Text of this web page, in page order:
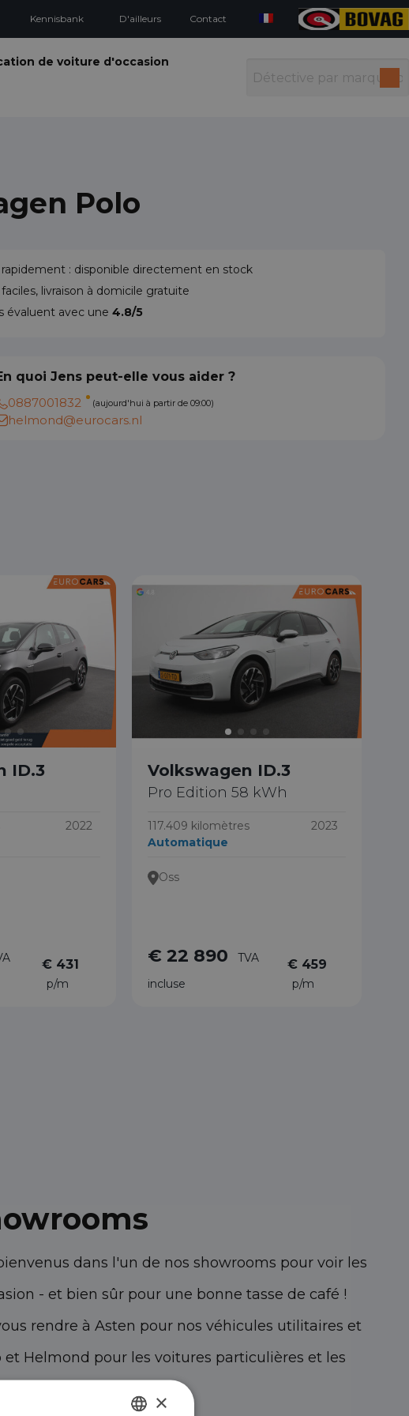
Kennisbank D'ailleurs Contact
de voiture d'occasion
Polo
: disponible directement en stock
livraison à domicile gratuite
évaluent avec une 4.8/5
quoi Jens peut-elle vous aider ?
0887001832
(aujourd'hui à partir de 09:00)
helmond@eurocars.nl
ID.3
2022
€ 431
p/m
Volkswagen ID.3
Pro Edition 58 kWh
117.409 kilomètres
2023
Automatique
Oss
€ 22 890
TVA
incluse
€ 459
p/m
dans l'un de nos showrooms pour voir les
- et bien sûr pour une bonne tasse de café !
rendre à Asten pour nos véhicules utilitaires et
et Helmond pour les voitures particulières et les
×